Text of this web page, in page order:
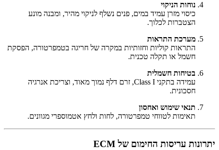
נוחות הניקוי
כיסוי מזרן עמיד במים, פנים נשלף לניקוי מהיר, ומבנה מונע
הצטברות לכלוך.
מערכת התראות
התראות קוליות וחזותיות במקרה של חריגה בטמפרטורה, הפסקת
חשמל או תקלה טכנית.
בטיחות חשמלית
עמידה בתקני Class I, זרם דלף נמוך מאוד, וצריכת אנרגיה
חסכונית.
תנאי שימוש ואחסון
תאימות לטווחי טמפרטורה, לחות ולחץ אטמוספרי מגוונים.
יתרונות עריסות החימום של ECM